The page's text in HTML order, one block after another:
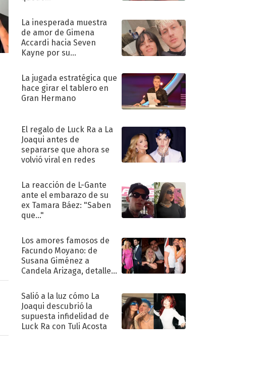
La inesperada muestra
de amor de Gimena
Accardi hacia Seven
Kayne por su
La jugada estratégica que
hace girar el tablero en
Gran Hermano
El regalo de Luck Ra a La
Joaqui antes de
separarse que ahora se
volvió viral en redes
La reacción de L-Gante
ante el embarazo de su
ex Tamara Báez: "Saben
que..."
Los amores famosos de
Facundo Moyano: de
Susana Giménez a
Candela Arizaga, detalles
sentimental
Salió a la luz cómo La
Joaqui descubrió la
supuesta infidelidad de
Luck Ra con Tuli Acosta